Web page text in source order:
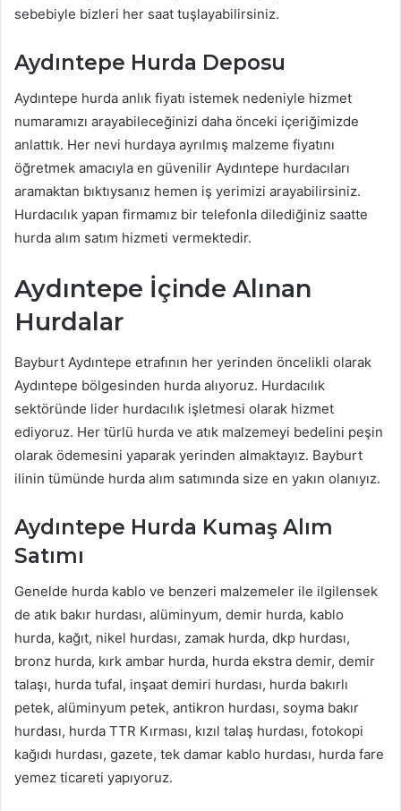
sebebiyle bizleri her saat tuşlayabilirsiniz.
Aydıntepe Hurda Deposu
Aydıntepe hurda anlık fiyatı istemek nedeniyle hizmet
numaramızı arayabileceğinizi daha önceki içeriğimizde
anlattık. Her nevi hurdaya ayrılmış malzeme fiyatını
öğretmek amacıyla en güvenilir Aydıntepe hurdacıları
aramaktan bıktıysanız hemen iş yerimizi arayabilirsiniz.
Hurdacılık yapan firmamız bir telefonla dilediğiniz saatte
hurda alım satım hizmeti vermektedir.
Aydıntepe İçinde Alınan
Hurdalar
Bayburt Aydıntepe etrafının her yerinden öncelikli olarak
Aydıntepe bölgesinden hurda alıyoruz. Hurdacılık
sektöründe lider hurdacılık işletmesi olarak hizmet
ediyoruz. Her türlü hurda ve atık malzemeyi bedelini peşin
olarak ödemesini yaparak yerinden almaktayız. Bayburt
ilinin tümünde hurda alım satımında size en yakın olanıyız.
Aydıntepe Hurda Kumaş Alım
Satımı
Genelde hurda kablo ve benzeri malzemeler ile ilgilensek
de atık bakır hurdası, alüminyum, demir hurda, kablo
hurda, kağıt, nikel hurdası, zamak hurda, dkp hurdası,
bronz hurda, kırk ambar hurda, hurda ekstra demir, demir
talaşı, hurda tufal, inşaat demiri hurdası, hurda bakırlı
petek, alüminyum petek, antikron hurdası, soyma bakır
hurdası, hurda TTR Kırması, kızıl talaş hurdası, fotokopi
kağıdı hurdası, gazete, tek damar kablo hurdası, hurda fare
yemez ticareti yapıyoruz.